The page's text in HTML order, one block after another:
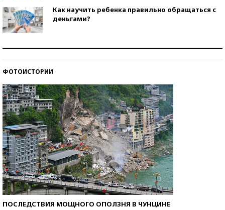
Как научить ребенка правильно обращаться с
деньгами?
ФОТОИСТОРИИ
ПОСЛЕДСТВИЯ МОЩНОГО ОПОЛЗНЯ В ЧУНЦИНЕ